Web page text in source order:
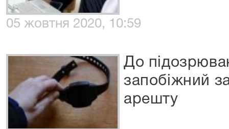
05 жовтня 2020, 10:59
До
запобіжний
арешту